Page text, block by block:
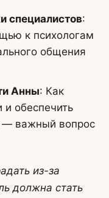
специалистов:
к психологам
общения
Анны: Как
и обеспечить
— важный вопрос
из-за
должна стать